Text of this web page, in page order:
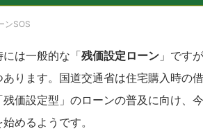
ンSOS
には一般的な「残価設定ローン 」です
あります。国道交通省は住宅購入時の
価設定型」のローンの普及に向け、
めるようです。